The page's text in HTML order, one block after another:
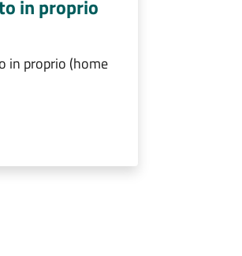
in proprio
in proprio (home